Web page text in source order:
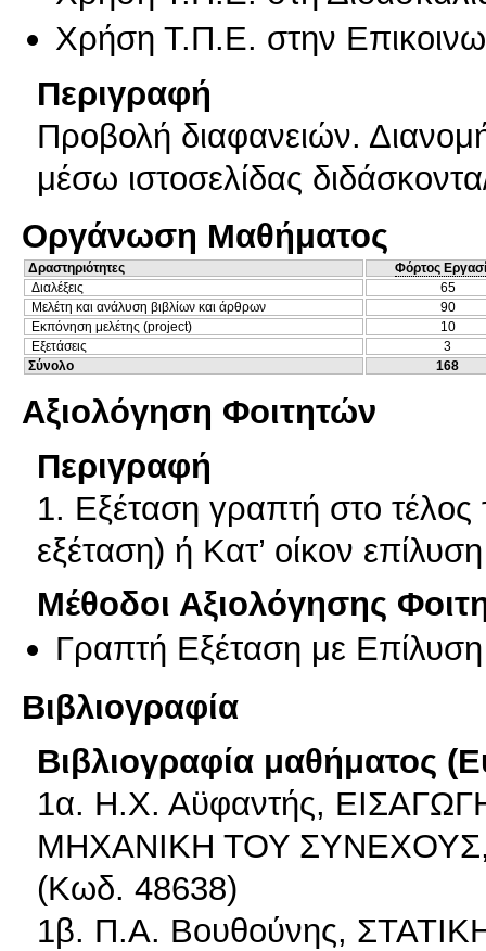
Χρήση Τ.Π.Ε. στην
Περιγραφή
Προβολή διαφανειών.
μέσω ιστοσελίδας
Οργάνωση Μαθήματος
Δραστηριότητες
Φόρτος
Διαλέξεις
65
Μελέτη και ανάλυση βιβλίων και άρθρων
90
Εκπόνηση μελέτης (project)
10
Εξετάσεις
3
Σύνολο
168
Αξιολόγηση Φοιτητών
Περιγραφή
1. Εξέταση γραπτή στο
εξέταση) ή Κατ’ οίκον
Μέθοδοι Αξιολόγησης
Γραπτή Εξέταση με
Βιβλιογραφία
Βιβλιογραφία μαθήματος
1α. Η.Χ. Αϋφαντής,
ΜΗΧΑΝΙΚΗ ΤΟΥ ΣΥΝΕΧΟΥΣ,
(Κωδ. 48638)
1β. Π.Α. Βουθούνης,